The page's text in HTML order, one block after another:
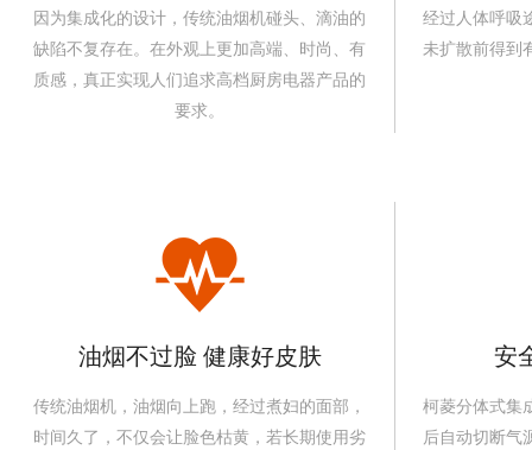
因为集成化的设计，传统油烟机碰头、滴油的
缺陷不复存在。在外观上更加高端、时尚、有
质感，真正实现人们追求高档厨房电器产品的
要求。
经过人体呼吸
未扩散前得到
油烟不过脸 健康好皮肤
传统油烟机，油烟向上跑，经过煮妇的面部，
时间久了，不仅会让脸色枯黄，若长期使用劣
安
柯菱分体式集
后自动切断气